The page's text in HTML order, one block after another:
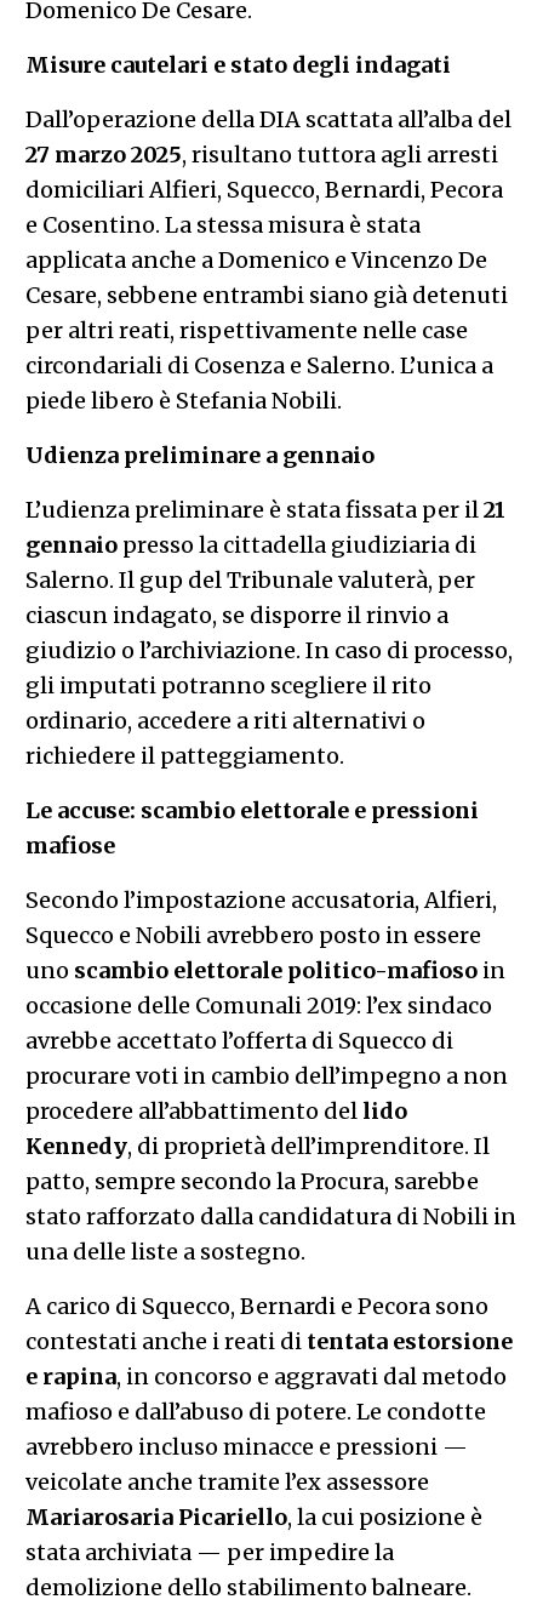
Domenico De Cesare.
Misure cautelari e stato degli indagati
Dall’operazione della DIA scattata all’alba del
27 marzo 2025, risultano tuttora agli arresti
domiciliari Alfieri, Squecco, Bernardi, Pecora
e Cosentino. La stessa misura è stata
applicata anche a Domenico e Vincenzo De
Cesare, sebbene entrambi siano già detenuti
per altri reati, rispettivamente nelle case
circondariali di Cosenza e Salerno. L’unica a
piede libero è Stefania Nobili.
Udienza preliminare a gennaio
L’udienza preliminare è stata fissata per il 21
gennaiopresso la cittadella giudiziaria di
Salerno. Il gup del Tribunale valuterà, per
ciascun indagato, se disporre il rinvio a
giudizio o l’archiviazione. In caso di processo,
gli imputati potranno scegliere il rito
ordinario, accedere a riti alternativi o
richiedere il patteggiamento.
Le accuse: scambio elettorale e pressioni
mafiose
Secondo l’impostazione accusatoria, Alfieri,
Squecco e Nobili avrebbero posto in essere
uno scambio elettorale politico-mafiosoin
occasione delle Comunali 2019: l’ex sindaco
avrebbe accettato l’offerta di Squecco di
procurare voti in cambio dell’impegno a non
procedere all’abbattimento del lido
Kennedy, di proprietà dell’imprenditore. Il
patto, sempre secondo la Procura, sarebbe
stato rafforzato dalla candidatura di Nobili in
una delle liste a sostegno.
A carico di Squecco, Bernardi e Pecora sono
contestati anche i reati di tentata estorsione
e rapina, in concorso e aggravati dal metodo
mafioso e dall’abuso di potere. Le condotte
avrebbero incluso minacce e pressioni —
veicolate anche tramite l’ex assessore
Mariarosaria Picariello, la cui posizione è
stata archiviata — per impedire la
demolizione dello stabilimento balneare.